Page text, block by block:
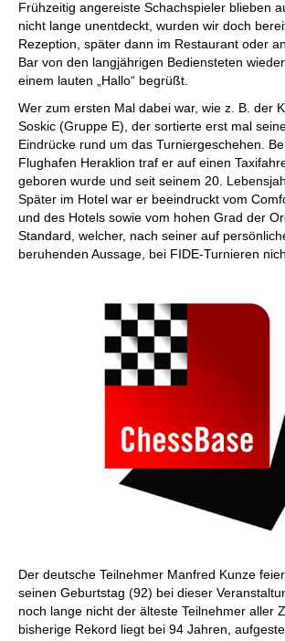
Frühzeitig angereiste Schachspieler blieben
nicht lange unentdeckt, wurden wir doch
Rezeption, später dann im Restaurant oder
Bar von den langjährigen Bediensteten
einem lauten „Hallo“ begrüßt.
Wer zum ersten Mal dabei war, wie z. B. der
Soskic (Gruppe E), der sortierte erst mal
Eindrücke rund um das Turniergeschehen.
Flughafen Heraklion traf er auf einen
geboren wurde und seit seinem 20.
Später im Hotel war er beeindruckt vom
und des Hotels sowie vom hohen Grad der
Standard, welcher, nach seiner auf
beruhenden Aussage, bei FIDE-Turnieren
Der deutsche Teilnehmer Manfred Kunze
seinen Geburtstag (92) bei dieser
noch lange nicht der älteste Teilnehmer aller
bisherige Rekord liegt bei 94 Jahren,